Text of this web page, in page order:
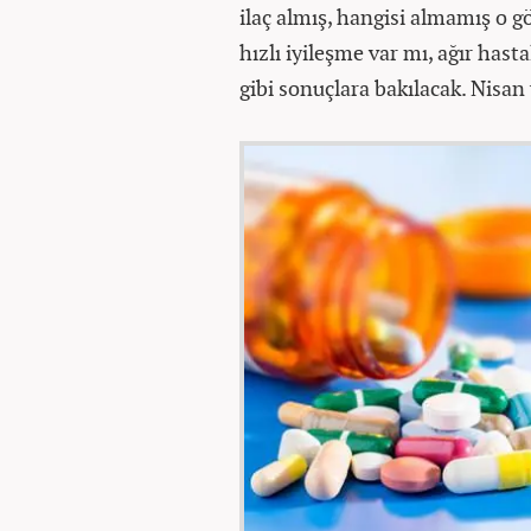
ilaç almış, hangisi almamış o
hızlı iyileşme var mı, ağır
gibi sonuçlara bakılacak.